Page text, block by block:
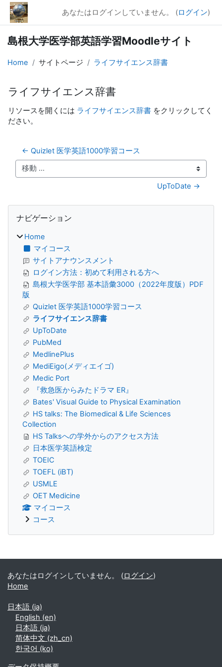
メインコンテンツへスキップする
あなたはログインしていません。 (ログイン)
島根大学医学部英語学習Moodleサイト
Home サイトページ ライフサイエンス辞書
ライフサイエンス辞書
完了要件
リソースを開くには ライフサイエンス辞書 をクリックしてく
ださい。
← Quizlet 医学英語1000学習コース
移動 ...
UpToDate →
ブロック
ナビゲーション
Home
マイコース
サイトアナウンスメント
ログイン方法：初めて利用される方へ
島根大学医学部 基本語彙3000（2022年度版）PDF
版
Quizlet 医学英語1000学習コース
ライフサイエンス辞書
UpToDate
PubMed
MedlinePlus
MediEigo(メディエイゴ)
Medic Port
『救急医からみたドラマ ER』
Bates' Visual Guide to Physical Examination
HS talks: The Biomedical & Life Sciences
Collection
HS Talksへの学外からのアクセス方法
日本医学英語検定
TOEIC
TOEFL (iBT)
USMLE
OET Medicine
マイコース
コース
補助ブロック
あなたはログインしていません。 (ログイン)
Home
日本語 ‎(ja)‎
English ‎(en)‎
日本語 ‎(ja)‎
简体中文 ‎(zh_cn)‎
한국어 ‎(ko)‎